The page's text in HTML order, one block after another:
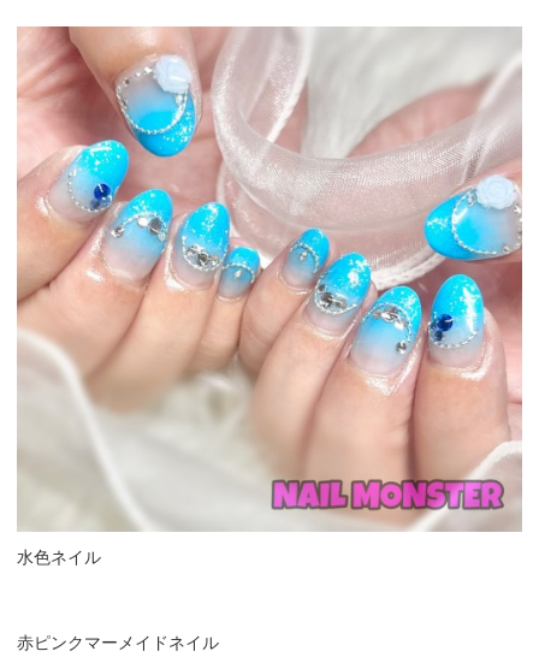
水色ネイル
赤ピンクマーメイドネイル